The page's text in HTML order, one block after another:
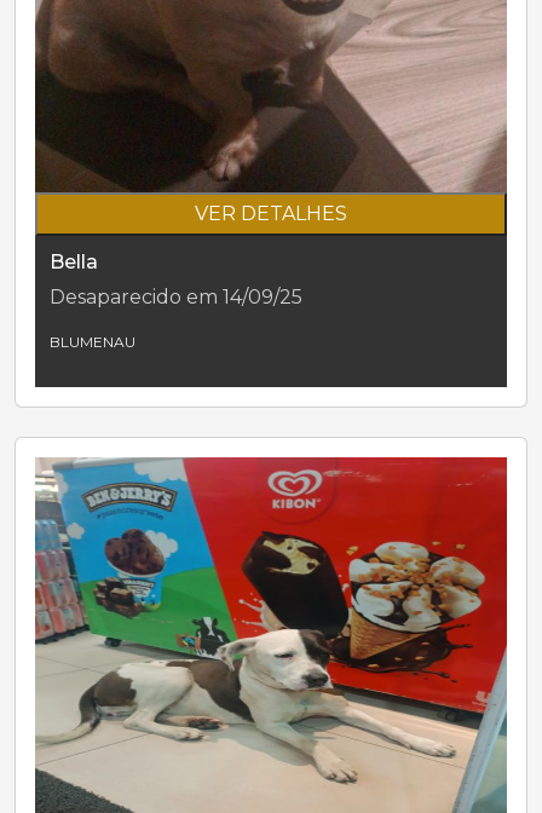
VER DETALHES
Bella
Desaparecido em 14/09/25
BLUMENAU